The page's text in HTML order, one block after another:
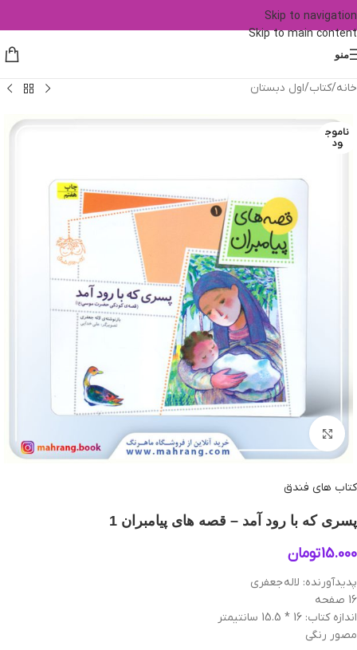
Skip to navigation
Skip to main content
منو
خانه/کتاب/اول دبستان
ناموج
ود
بزرگنمایی تصویر
کتاب های فندق
پسری که با رود آمد – قصه‌ های پیامبران 1
15.000تومان
پدیدآورنده: لاله جعفری
16 صفحه
اندازه کتاب: 16 * 15.5 سانتیمتر
مصور رنگی